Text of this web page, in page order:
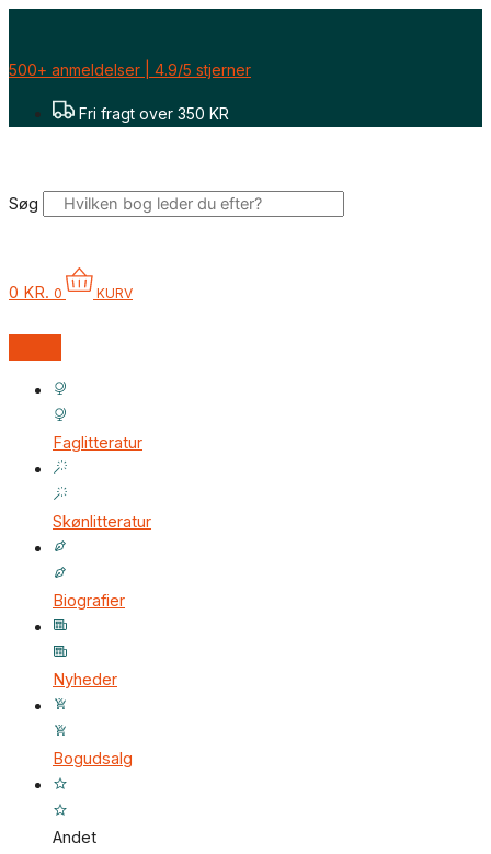
Gå
indholdet
500+ anmeldelser | 4.9/5 stjerner
Fri fragt over 350 KR
Søg
0 KR. 0 KURV
Faglitteratur
Skønlitteratur
Biografier
Nyheder
Bogudsalg
Andet